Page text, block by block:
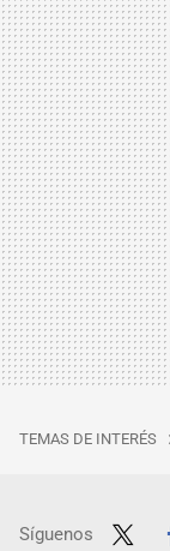
TEMAS DE INTERÉS
Síguenos